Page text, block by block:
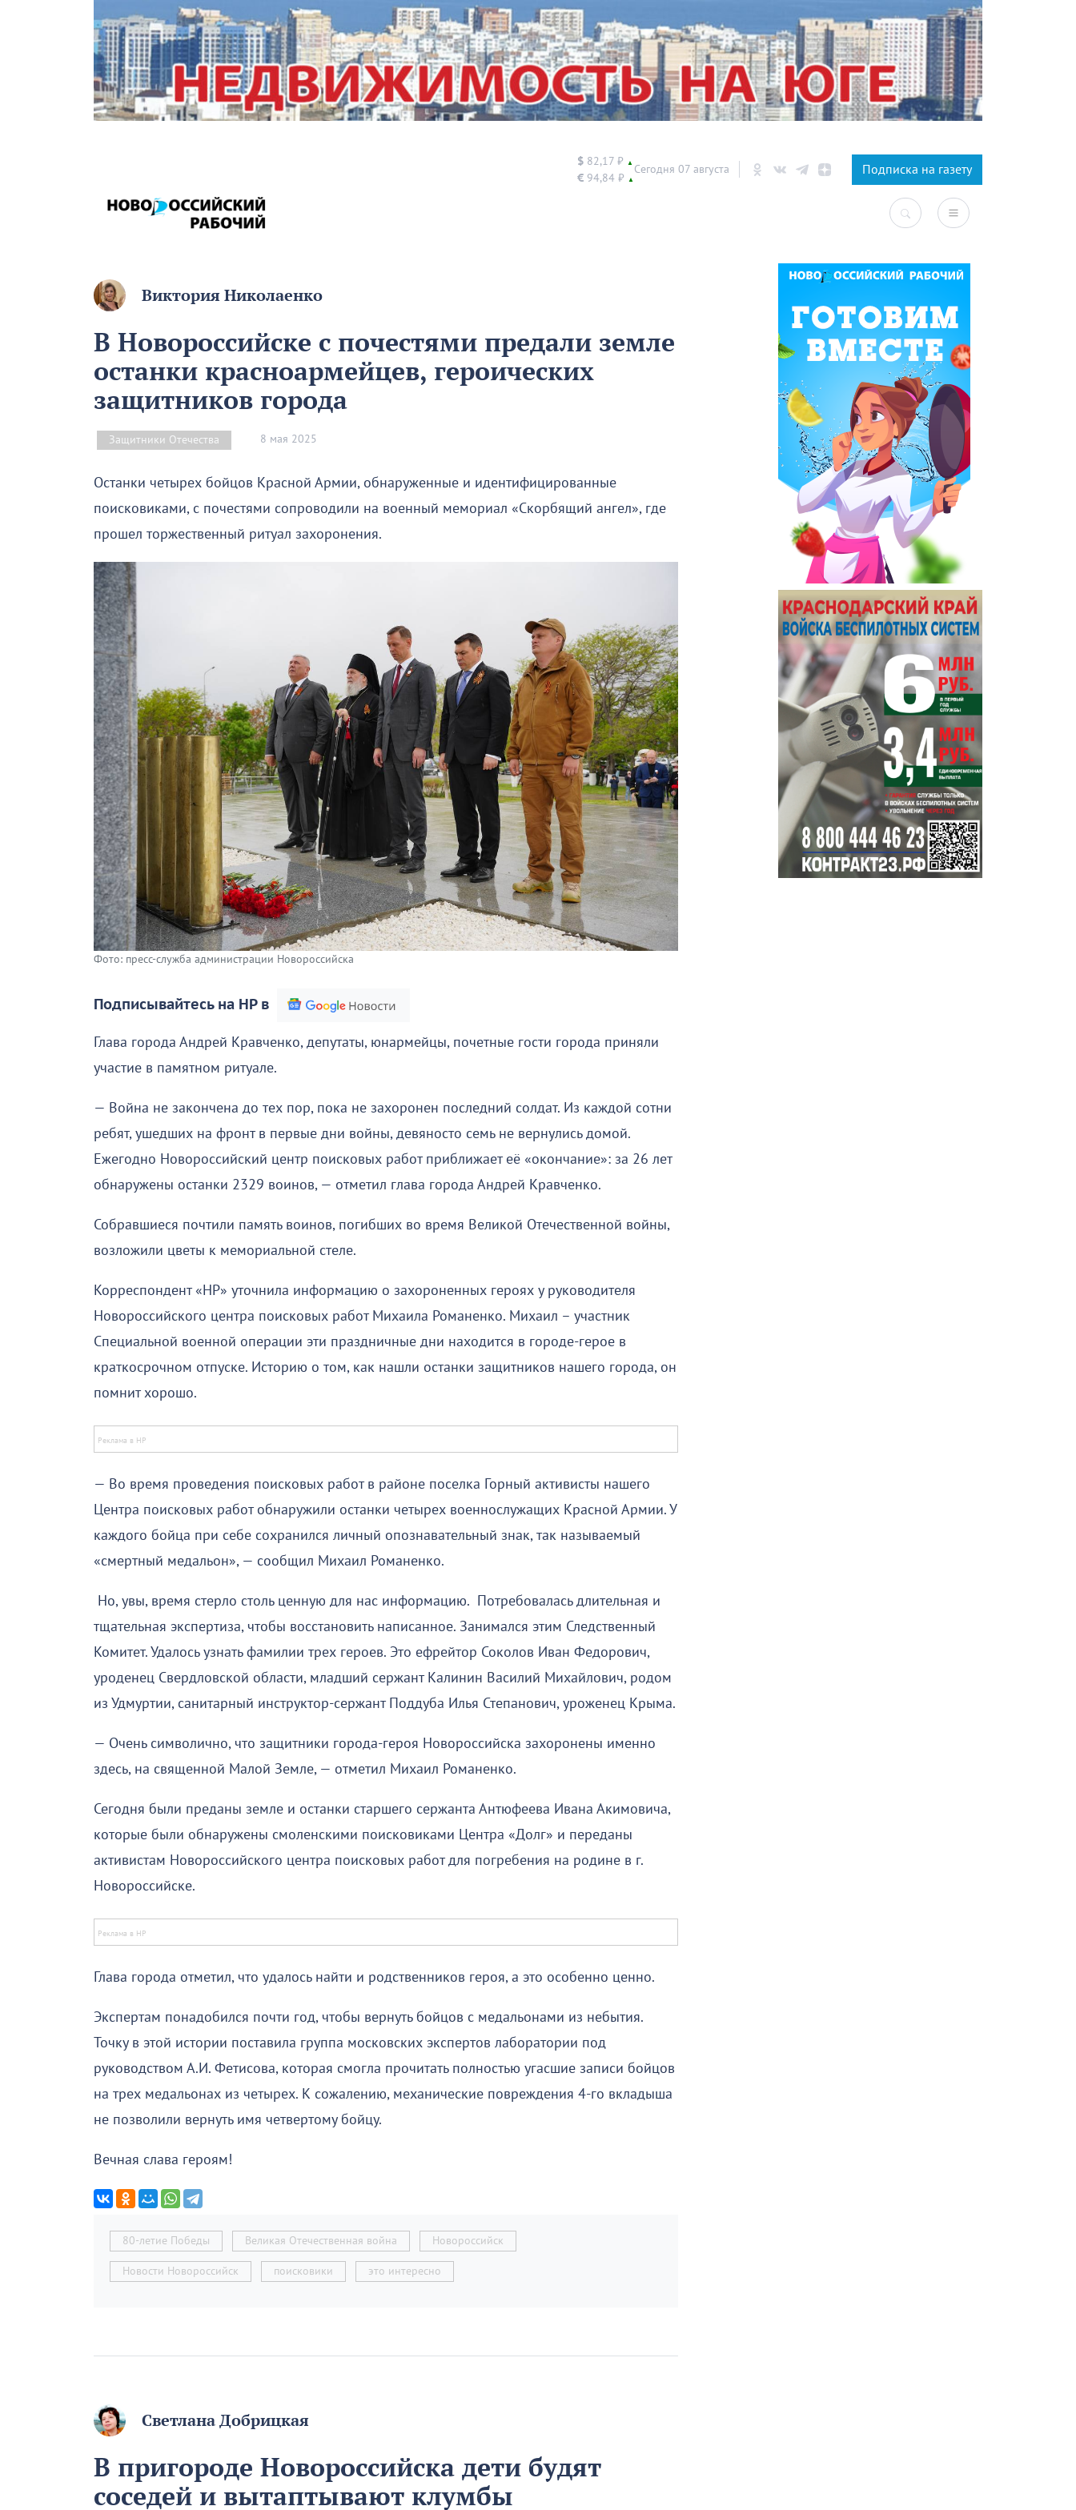
$ 82,17 ₽ ▲
€ 94,84 ₽ ▲
Сегодня 07 августа Подписка на газету
Виктория Николаенко
В Новороссийске с почестями предали земле
останки красноармейцев, героических
защитников города
Защитники Отечества 8 мая 2025
Останки четырех бойцов Красной Армии, обнаруженные и идентифицированные
поисковиками, с почестями сопроводили на военный мемориал «Скорбящий ангел», где
прошел торжественный ритуал захоронения.
Фото: пресс-служба администрации Новороссийска
Подписывайтесь на НР в
Глава города Андрей Кравченко, депутаты, юнармейцы, почетные гости города приняли
участие в памятном ритуале.
— Война не закончена до тех пор, пока не захоронен последний солдат. Из каждой сотни
ребят, ушедших на фронт в первые дни войны, девяносто семь не вернулись домой.
Ежегодно Новороссийский центр поисковых работ приближает её «окончание»: за 26 лет
обнаружены останки 2329 воинов, — отметил глава города Андрей Кравченко.
Собравшиеся почтили память воинов, погибших во время Великой Отечественной войны,
возложили цветы к мемориальной стеле.
Корреспондент «НР» уточнила информацию о захороненных героях у руководителя
Новороссийского центра поисковых работ Михаила Романенко. Михаил – участник
Специальной военной операции эти праздничные дни находится в городе-герое в
краткосрочном отпуске. Историю о том, как нашли останки защитников нашего города, он
помнит хорошо.
— Во время проведения поисковых работ в районе поселка Горный активисты нашего
Центра поисковых работ обнаружили останки четырех военнослужащих Красной Армии. У
каждого бойца при себе сохранился личный опознавательный знак, так называемый
«смертный медальон», — сообщил Михаил Романенко.
Но, увы, время стерло столь ценную для нас информацию. Потребовалась длительная и
тщательная экспертиза, чтобы восстановить написанное. Занимался этим Следственный
Комитет. Удалось узнать фамилии трех героев. Это ефрейтор Соколов Иван Федорович,
уроденец Свердловской области, младший сержант Калинин Василий Михайлович, родом
из Удмуртии, санитарный инструктор-сержант Поддуба Илья Степанович, уроженец Крыма.
— Очень символично, что защитники города-героя Новороссийска захоронены именно
здесь, на священной Малой Земле, — отметил Михаил Романенко.
Сегодня были преданы земле и останки старшего сержанта Антюфеева Ивана Акимовича,
которые были обнаружены смоленскими поисковиками Центра «Долг» и переданы
активистам Новороссийского центра поисковых работ для погребения на родине в г.
Новороссийске.
Глава города отметил, что удалось найти и родственников героя, а это особенно ценно.
Экспертам понадобился почти год, чтобы вернуть бойцов с медальонами из небытия.
Точку в этой истории поставила группа московских экспертов лаборатории под
руководством А.И. Фетисова, которая смогла прочитать полностью угасшие записи бойцов
на трех медальонах из четырех. К сожалению, механические повреждения 4-го вкладыша
не позволили вернуть имя четвертому бойцу.
Вечная слава героям!
80-летие Победы Великая Отечественная война Новороссийск
Новости Новороссийск поисковики это интересно
Светлана Добрицкая
В пригороде Новороссийска дети будят
соседей и вытаптывают клумбы